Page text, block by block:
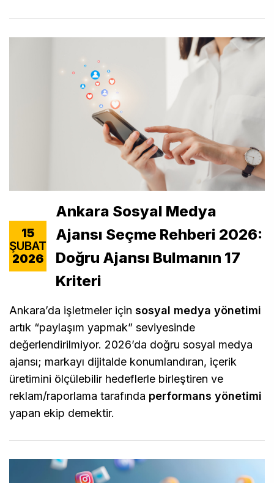
15
ŞUBAT
2026
Ankara Sosyal Medya
Ajansı Seçme Rehberi 2026:
Doğru Ajansı Bulmanın 17
Kriteri
Ankara’da işletmeler için sosyal medya yönetimi
artık “paylaşım yapmak” seviyesinde
değerlendirilmiyor. 2026’da doğru sosyal medya
ajansı; markayı dijitalde konumlandıran, içerik
üretimini ölçülebilir hedeflerle birleştiren ve
reklam/raporlama tarafında performans yönetimi
yapan ekip demektir.